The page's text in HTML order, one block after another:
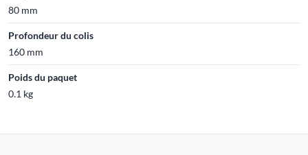
80 mm
Profondeur du colis
160 mm
Poids du paquet
0.1 kg